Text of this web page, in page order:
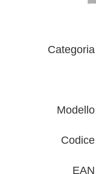
Categoria
Modello
Codice
EAN